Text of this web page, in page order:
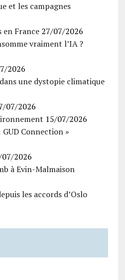
et les campagnes
en France 27/07/2026
vraiment l’IA ?
2026
une dystopie climatique
07/2026
15/07/2026
Connection »
07/2026
à Evin-Malmaison
les accords d’Oslo